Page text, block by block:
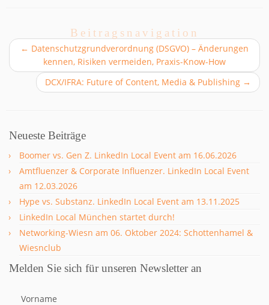
Beitragsnavigation
← Datenschutzgrundverordnung (DSGVO) – Änderungen
kennen, Risiken vermeiden, Praxis-Know-How
DCX/IFRA: Future of Content, Media & Publishing →
Neueste Beiträge
Boomer vs. Gen Z. LinkedIn Local Event am 16.06.2026
Amtfluenzer & Corporate Influenzer. LinkedIn Local Event
am 12.03.2026
Hype vs. Substanz. LinkedIn Local Event am 13.11.2025
LinkedIn Local München startet durch!
Networking-Wiesn am 06. Oktober 2024: Schottenhamel &
Wiesnclub
Melden Sie sich für unseren Newsletter an
Vorname